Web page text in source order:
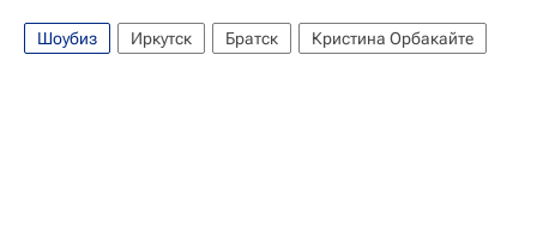
Шоубиз Иркутск Братск Кристина Орбакайте